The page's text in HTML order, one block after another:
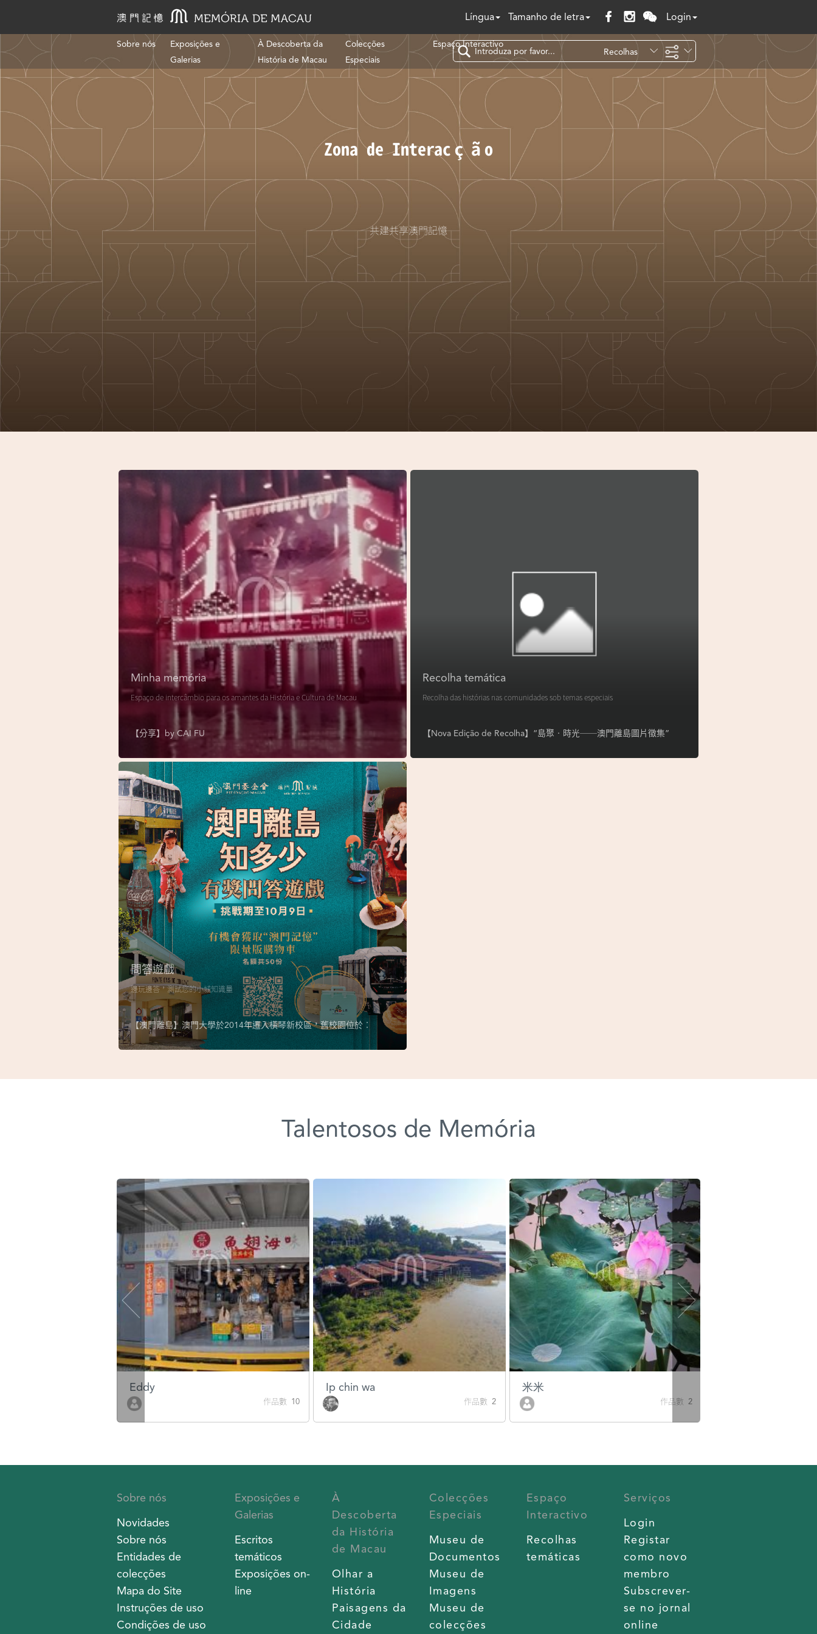
Língua Tamanho de letra Login
Sobre nós
Exposições e
Galerias
À Descoberta da
História de Macau
Colecções
Especiais
Espaço Interactivo
Recolhas
Temáticas
Todo o site
Zona de Interacção
共建共享澳門記憶
Minha memória
Espaço de intercâmbio para os amantes da História e Cultura de Macau
【分享】by CAI FU
Recolha temática
Recolha das histórias nas comunidades sob temas especiais
【Nova Edição de Recolha】“島聚‧時光──澳門離島圖片徵集”
問答遊戲
邊玩邊答，測試您的小城知識量
【澳門離島】澳門大學於2014年遷入橫琴新校區，舊校園位於︰
Talentosos de Memória
Eddy
作品數 10
Ip chin wa
作品數 2
米米
作品數 2
Sobre nós
Novidades
Sobre nós
Entidades de
colecções
Mapa do Site
Instruções de uso
Condições de uso
Exposições e
Galerias
Escritos
temáticos
Exposições on-
line
À
Descoberta
da História
de Macau
Olhar a
História
Paisagens da
Cidade
Colecções
Especiais
Museu de
Documentos
Museu de
Imagens
Museu de
colecções
Espaço
Interactivo
Recolhas
temáticas
Serviços
Login
Registar
como novo
membro
Subscrever-
se no jornal
online